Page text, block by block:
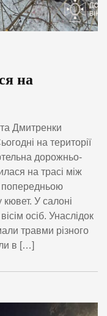
на
Дмитренки
на території
дорожньо-
на трасі між
попередньою
кювет. У салоні
осіб. Унаслідок
травми різного
в […]